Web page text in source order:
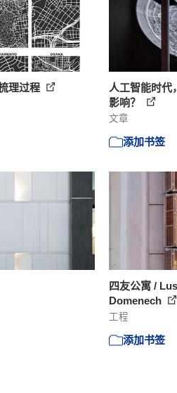
理过程
人工智能时代
影响？
文章
添加书签
四友公寓 /
Domenech
工程
添加书签